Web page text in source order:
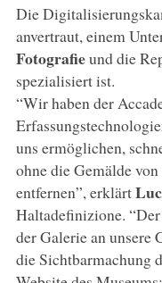
Die
anvertraut, einem
Fotografieund die
spezialisiert ist.
“Wir haben der
uns ermöglichen,
ohne die Gemälde
entfernen”, erklärt
Haltadefinizione.
der Galerie an
die Sichtbarmachung